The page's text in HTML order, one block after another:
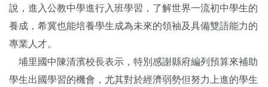
說，進入公教中學進行入班學習，了解世界一流初中學生的
養成，希冀也能培養學生成為未來的領袖及具備雙語能力的
專業人才。
埔里國中陳清濱校長表示，特別感謝縣府編列預算來補助
學生出國學習的機會，尤其對於經濟弱勢但努力上進的學生